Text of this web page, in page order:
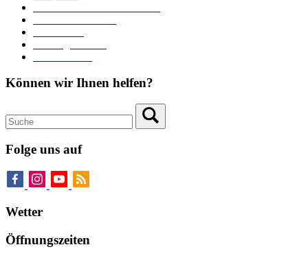
Können wir Ihnen helfen?
Folge uns auf
Wetter
Öffnungszeiten